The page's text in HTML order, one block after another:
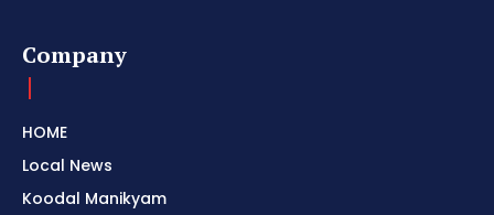
Company
HOME
Local News
Koodal Manikyam